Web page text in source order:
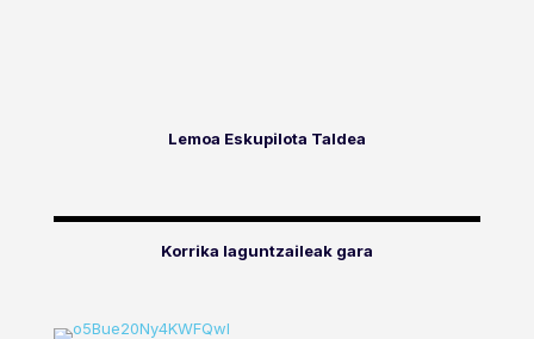
Lemoa Eskupilota Taldea
Korrika laguntzaileak gara